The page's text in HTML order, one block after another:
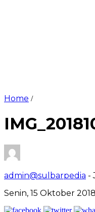
Home /
admin@sulbarpedia -
Senin, 15 Oktober